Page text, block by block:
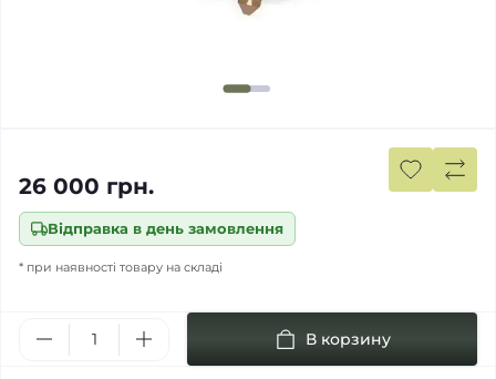
Відправка в день замовлення
* при наявності товару на складі
26 000 грн.
В корзину